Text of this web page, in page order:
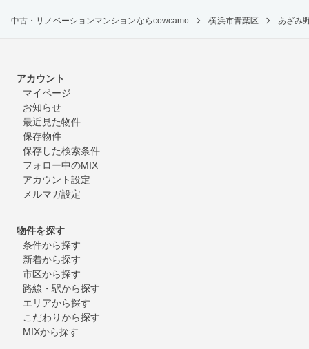
中古・リノベーションマンションならcowcamo 横浜市青葉区 あざみ
アカウント
マイページ
お知らせ
最近見た物件
保存物件
保存した検索条件
フォロー中のMIX
アカウント設定
メルマガ設定
物件を探す
条件から探す
新着から探す
市区から探す
路線・駅から探す
エリアから探す
こだわりから探す
MIXから探す